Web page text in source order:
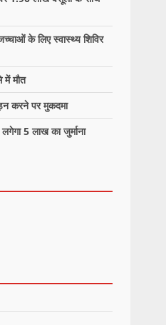
के लिए स्वास्थ्य शिविर
में मौत
करने पर मुकदमा
5 लाख का जुर्माना